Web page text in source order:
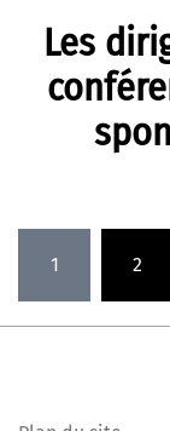
Les
des
publications
1 2